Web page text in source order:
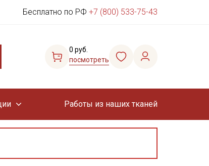
Бесплатно по РФ +7 (800) 533-75-43
0 руб.
посмотреть
Работы из наших тканей